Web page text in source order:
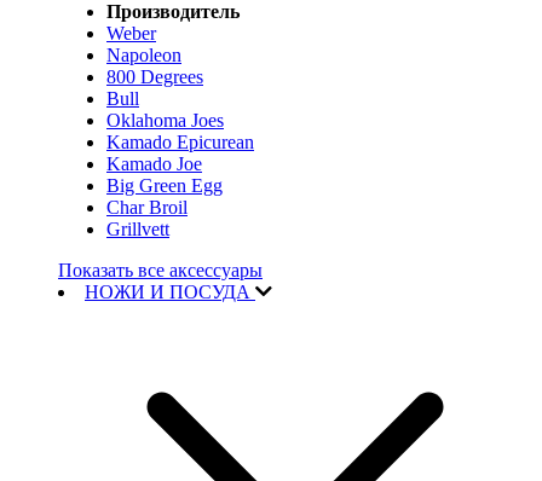
Производитель
Weber
Napoleon
800 Degrees
Bull
Oklahoma Joes
Kamado Epicurean
Kamado Joe
Big Green Egg
Char Broil
Grillvett
Показать все аксессуары
НОЖИ И ПОСУДА